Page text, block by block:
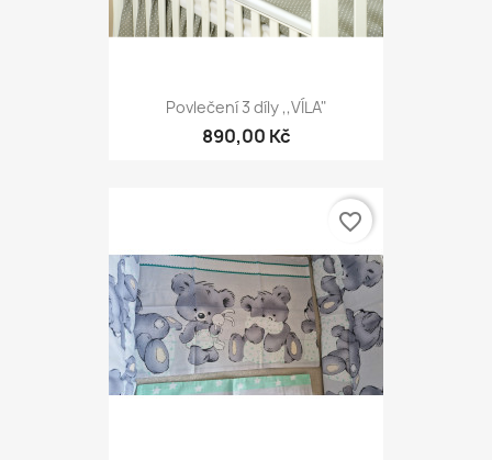
Povlečení 3 díly ,,VÍLA"
890,00 Kč
favorite_border